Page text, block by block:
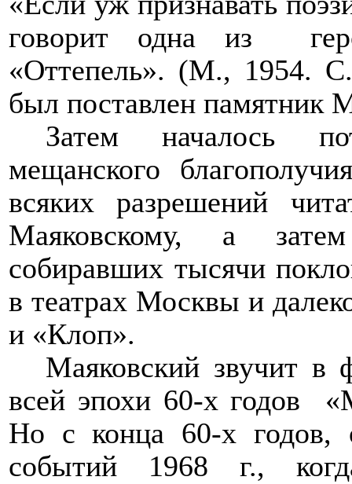
говорит одна из
«Оттепель». (М., 1954.
был поставлен памятник
Затем началось
мещанского
всяких разрешений
Маяковскому, а
собиравших тысячи
в театрах Москвы и
и «Клоп».
Маяковский звучит в
всей эпохи 60-х годов
Но с конца 60-х годов,
событий 1968 г.,